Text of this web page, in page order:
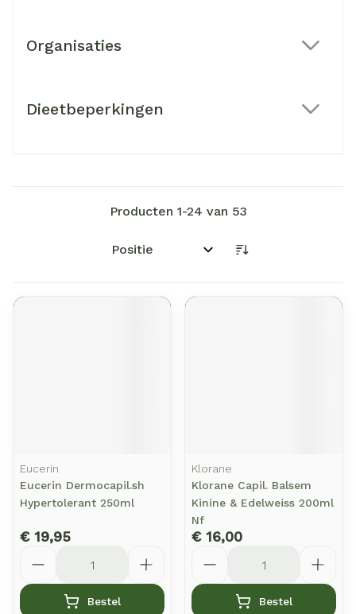
Organisaties
Dieetbeperkingen
Producten 1-24 van 53
Sorteer op:
Eucerin
Eucerin Dermocapil.sh
Hypertolerant 250ml
€ 19,95
Bestel
Klorane
Klorane Capil. Balsem
Kinine & Edelweiss 200ml
Nf
€ 16,00
Bestel